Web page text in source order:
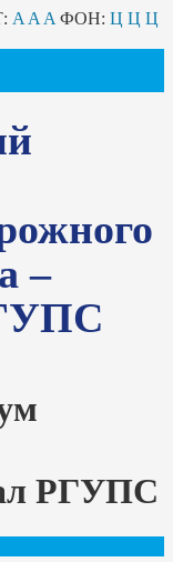
A A A ФОН: Ц Ц Ц
–
РГУПС